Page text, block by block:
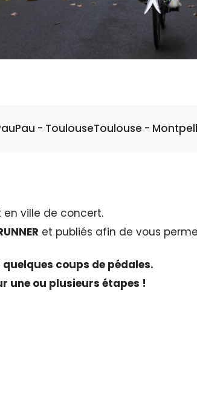
Pau - ToulouseToulouse -
ville de concert.
et publiés afin de vous
quelques coups de pédales.
une ou plusieurs étapes !